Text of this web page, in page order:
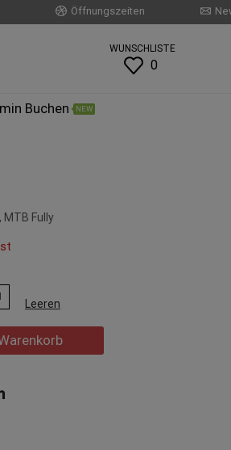
Öffnungszeiten
WUNSCHLISTE
0
Buchen NEW
MTB Fully
Leeren